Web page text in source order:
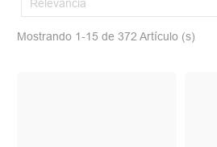
Relevancia
Mostrando 1-15 de 372 Artículo (s)